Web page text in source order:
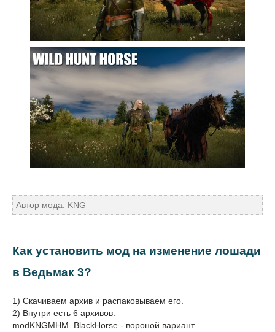
Автор мода: KNG
Как установить мод на изменение лошади
в Ведьмак 3?
1) Скачиваем архив и распаковываем его.
2) Внутри есть 6 архивов:
modKNGMHM_BlackHorse - вороной вариант